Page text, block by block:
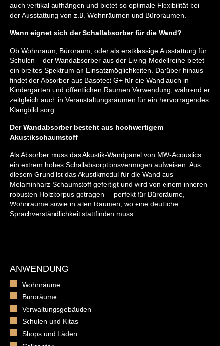
auch vertikal aufhängen und bietet so optimale Flexibilität bei
der Ausstattung von z.B. Wohnräumen und Büroräumen.
Wann eignet sich der Schallabsorber für die Wand?
Ob Wohnraum, Büroraum, oder als erstklassige Ausstattung für
Schulen – der Wandabsorber aus der Living-Modellreihe bietet
ein breites Spektrum an Einsatzmöglichkeiten. Darüber hinaus
findet der Absorber aus Basotect G+ für die Wand auch in
Kindergärten und öffentlichen Räumen Verwendung, während er
zeitgleich auch in Veranstaltungsräumen für ein hervorragendes
Klangbild sorgt.
Der Wandabsorber besteht aus hochwertigem
Akustikschaumstoff
Als Absorber muss das Akustik-Wandpanel von MW-Acoustics
ein extrem hohes Schallabsorptionsvermögen aufweisen. Aus
diesem Grund ist das Akustikmodul für die Wand aus
Melaminharz-Schaumstoff gefertigt und wird von einem inneren
robusten Holzkorpus getragen – perfekt für Büroräume,
Wohnräume sowie in allen Räumen, wo eine deutliche
Sprachverständlichkeit stattfinden muss.
ANWENDUNG
Wohnräume
Büroräume
Verwaltungsgebäuden
Schulen und Kitas
Shops und Läden